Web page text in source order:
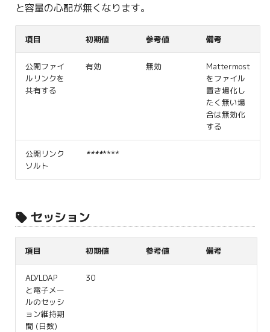
と容量の心配が無くなります。
項目 初期値 参考値 備考
公開ファイ
ルリンクを
共有する
有効 無効
Mattermost
をファイル
置き場化し
たく無い場
合は無効化
する
公開リンク
ソルト
********
セッション
項目 初期値 参考値 備考
AD/LDAP
と電子メー
ルのセッシ
ョン維持期
間 (日数)
30